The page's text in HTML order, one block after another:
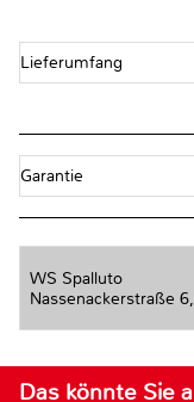
Lieferumfang
Garantie
WS Spalluto
Nassenackerstraße 6,
Das könnte Sie